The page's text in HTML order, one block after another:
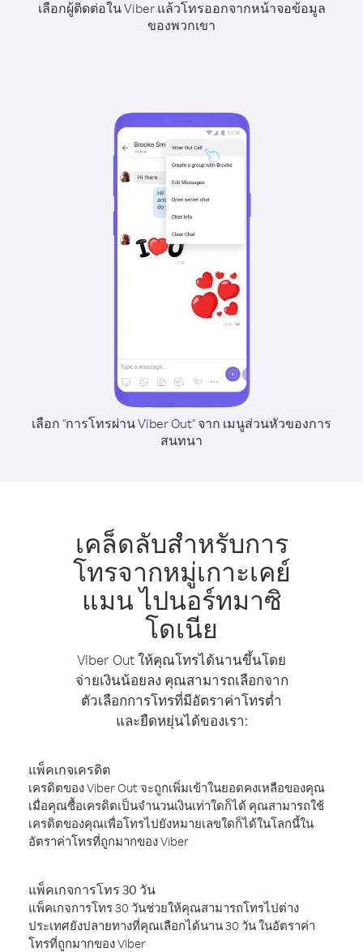
เลือกผู้ติดต่อใน Viber แล้วโทรออกจากหน้าจอข้อมูล
ของพวกเขา
เลือก "การโทรผ่าน Viber Out" จาก เมนูส่วนหัวของการ
สนทนา
เคล็ดลับสำหรับการ
โทรจากหมู่เกาะเคย์
แมน ไปนอร์ทมาซิ
โดเนีย
Viber Out ให้คุณโทรได้นานขึ้นโดย
จ่ายเงินน้อยลง คุณสามารถเลือกจาก
ตัวเลือกการโทรที่มีอัตราค่าโทรต่ำ
และยืดหยุ่นได้ของเรา:
แพ็คเกจเครดิต
เครดิตของ Viber Out จะถูกเพิ่มเข้าในยอดคงเหลือของคุณ
เมื่อคุณซื้อเครดิตเป็นจำนวนเงินเท่าใดก็ได้ คุณสามารถใช้
เครดิตของคุณเพื่อโทรไปยังหมายเลขใดก็ได้ในโลกนี้ใน
อัตราค่าโทรที่ถูกมากของ Viber
แพ็คเกจการโทร 30 วัน
แพ็คเกจการโทร 30 วันช่วยให้คุณสามารถโทรไปต่าง
ประเทศยังปลายทางที่คุณเลือกได้นาน 30 วัน ในอัตราค่า
โทรที่ถูกมากของ Viber